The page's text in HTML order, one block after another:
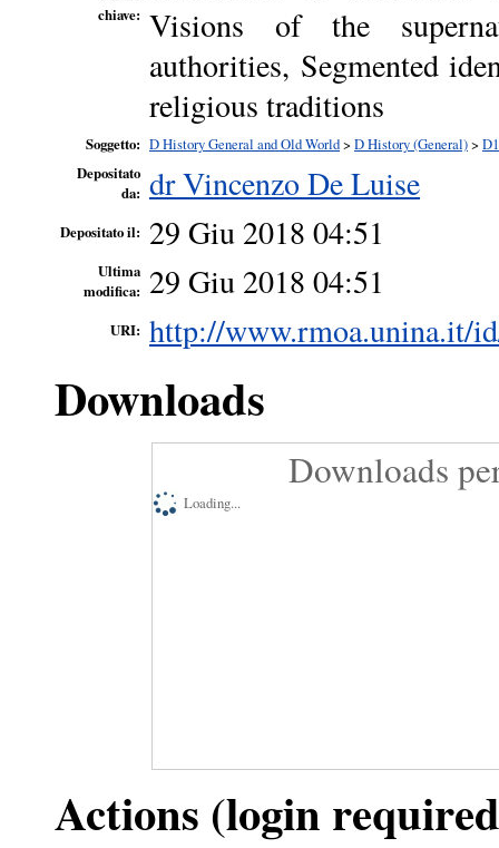
chiave: Visions of the
authorities, Segmented
religious traditions
Soggetto: D History General and Old World> D History (General)>
Depositato
da: dr Vincenzo De Luise
Depositato il: 29 Giu 2018 04:51
Ultima
modifica: 29 Giu 2018 04:51
URI: http://www.rmoa.unina.it/
Downloads
Downloads
Loading...
Actions (login